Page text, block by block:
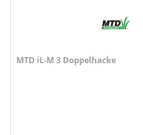
MTD iL-M 3 Doppelhacke